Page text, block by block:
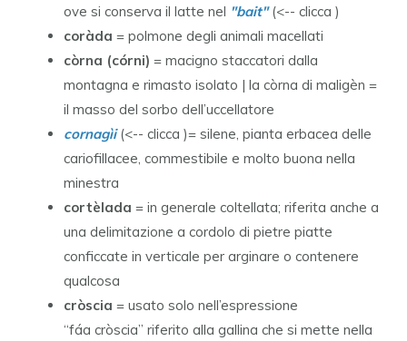
ove si conserva il latte nel "bait" (<-- clicca )
coràda = polmone degli animali macellati
còrna (córni) = macigno staccatori dalla
montagna e rimasto isolato | la còrna di maligèn =
il masso del sorbo dell’uccellatore
cornagìi (<-- clicca )= silene, pianta erbacea delle
cariofillacee, commestibile e molto buona nella
minestra
cortèlada = in generale coltellata; riferita anche a
una delimitazione a cordolo di pietre piatte
conficcate in verticale per arginare o contenere
qualcosa
cròscia = usato solo nell’espressione
“fáa cròscia” riferito alla gallina che si mette nella